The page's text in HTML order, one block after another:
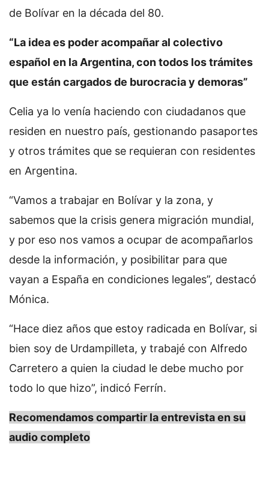
de Bolívar en la década del 80.
“La idea es poder acompañar al colectivo
español en la Argentina, con todos los trámites
que están cargados de burocracia y demoras”
Celia ya lo venía haciendo con ciudadanos que
residen en nuestro país, gestionando pasaportes
y otros trámites que se requieran con residentes
en Argentina.
“Vamos a trabajar en Bolívar y la zona, y
sabemos que la crisis genera migración mundial,
y por eso nos vamos a ocupar de acompañarlos
desde la información, y posibilitar para que
vayan a España en condiciones legales”, destacó
Mónica.
“Hace diez años que estoy radicada en Bolívar, si
bien soy de Urdampilleta, y trabajé con Alfredo
Carretero a quien la ciudad le debe mucho por
todo lo que hizo”, indicó Ferrín.
Recomendamos compartir la entrevista en su
audio completo